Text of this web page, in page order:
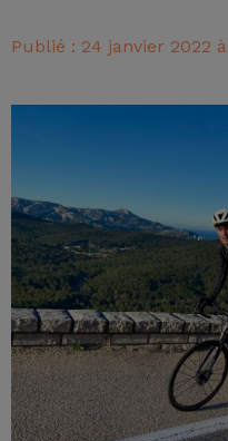
Publié : 24 janvier 2022